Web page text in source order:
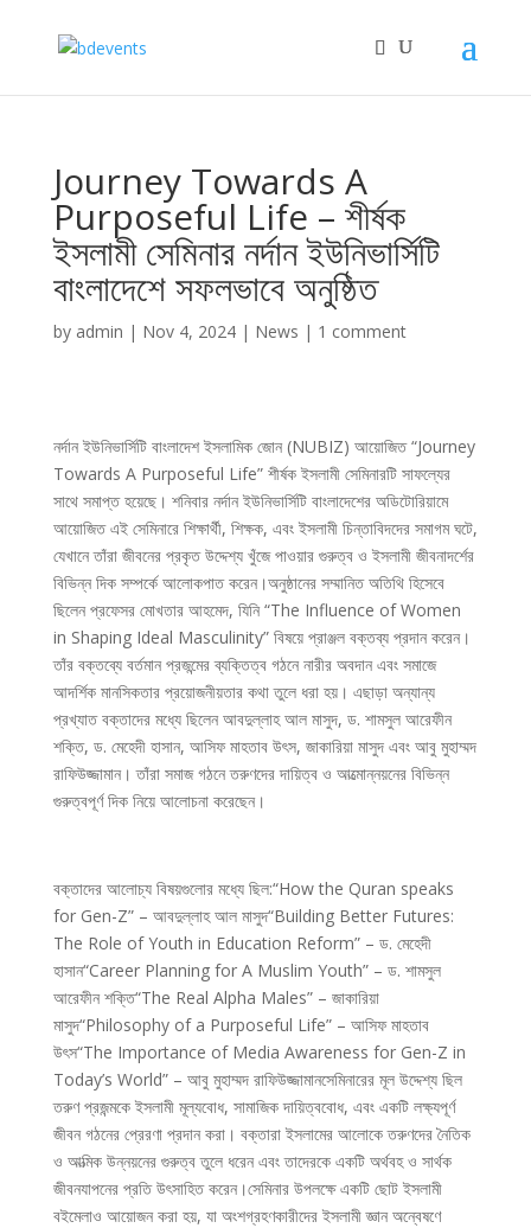
Journey Towards A
Purposeful Life – শীর্ষক
ইসলামী সেমিনার নর্দান ইউনিভার্সিটি
বাংলাদেশে সফলভাবে অনুষ্ঠিত
by admin | Nov 4, 2024| News | 1 comment
নর্দান ইউনিভার্সিটি বাংলাদেশ ইসলামিক জোন (NUBIZ) আয়োজিত “Journey
Towards A Purposeful Life” শীর্ষক ইসলামী সেমিনারটি সাফল্যের
সাথে সমাপ্ত হয়েছে। শনিবার নর্দান ইউনিভার্সিটি বাংলাদেশের অডিটোরিয়ামে
আয়োজিত এই সেমিনারে শিক্ষার্থী, শিক্ষক, এবং ইসলামী চিন্তাবিদদের সমাগম ঘটে,
যেখানে তাঁরা জীবনের প্রকৃত উদ্দেশ্য খুঁজে পাওয়ার গুরুত্ব ও ইসলামী জীবনাদর্শের
বিভিন্ন দিক সম্পর্কে আলোকপাত করেন।অনুষ্ঠানের সম্মানিত অতিথি হিসেবে
ছিলেন প্রফেসর মোখতার আহমেদ, যিনি “The Influence of Women
in Shaping Ideal Masculinity” বিষয়ে প্রাঞ্জল বক্তব্য প্রদান করেন।
তাঁর বক্তব্যে বর্তমান প্রজন্মের ব্যক্তিত্ব গঠনে নারীর অবদান এবং সমাজে
আদর্শিক মানসিকতার প্রয়োজনীয়তার কথা তুলে ধরা হয়। এছাড়া অন্যান্য
প্রখ্যাত বক্তাদের মধ্যে ছিলেন আবদুল্লাহ আল মাসুদ, ড. শামসুল আরেফীন
শক্তি, ড. মেহেদী হাসান, আসিফ মাহতাব উৎস, জাকারিয়া মাসুদ এবং আবু মুহাম্মদ
রাফিউজ্জামান। তাঁরা সমাজ গঠনে তরুণদের দায়িত্ব ও আত্মোন্নয়নের বিভিন্ন
গুরুত্বপূর্ণ দিক নিয়ে আলোচনা করেছেন।
বক্তাদের আলোচ্য বিষয়গুলোর মধ্যে ছিল:“How the Quran speaks
for Gen-Z” – আবদুল্লাহ আল মাসুদ“Building Better Futures:
The Role of Youth in Education Reform” – ড. মেহেদী
হাসান“Career Planning for A Muslim Youth” – ড. শামসুল
আরেফীন শক্তি“The Real Alpha Males” – জাকারিয়া
মাসুদ“Philosophy of a Purposeful Life” – আসিফ মাহতাব
উৎস“The Importance of Media Awareness for Gen-Z in
Today’s World” – আবু মুহাম্মদ রাফিউজ্জামানসেমিনারের মূল উদ্দেশ্য ছিল
তরুণ প্রজন্মকে ইসলামী মূল্যবোধ, সামাজিক দায়িত্ববোধ, এবং একটি লক্ষ্যপূর্ণ
জীবন গঠনের প্রেরণা প্রদান করা। বক্তারা ইসলামের আলোকে তরুণদের নৈতিক
ও আত্মিক উন্নয়নের গুরুত্ব তুলে ধরেন এবং তাদেরকে একটি অর্থবহ ও সার্থক
জীবনযাপনের প্রতি উৎসাহিত করেন।সেমিনার উপলক্ষে একটি ছোট ইসলামী
বইমেলাও আয়োজন করা হয়, যা অংশগ্রহণকারীদের ইসলামী জ্ঞান অন্বেষণে